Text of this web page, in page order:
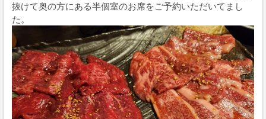
抜けて奥の方にある半個室のお席をご予約いただいてまし
た。